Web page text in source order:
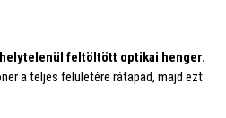
helytelenül feltöltött optikai henger.
a teljes felületére rátapad, majd ezt